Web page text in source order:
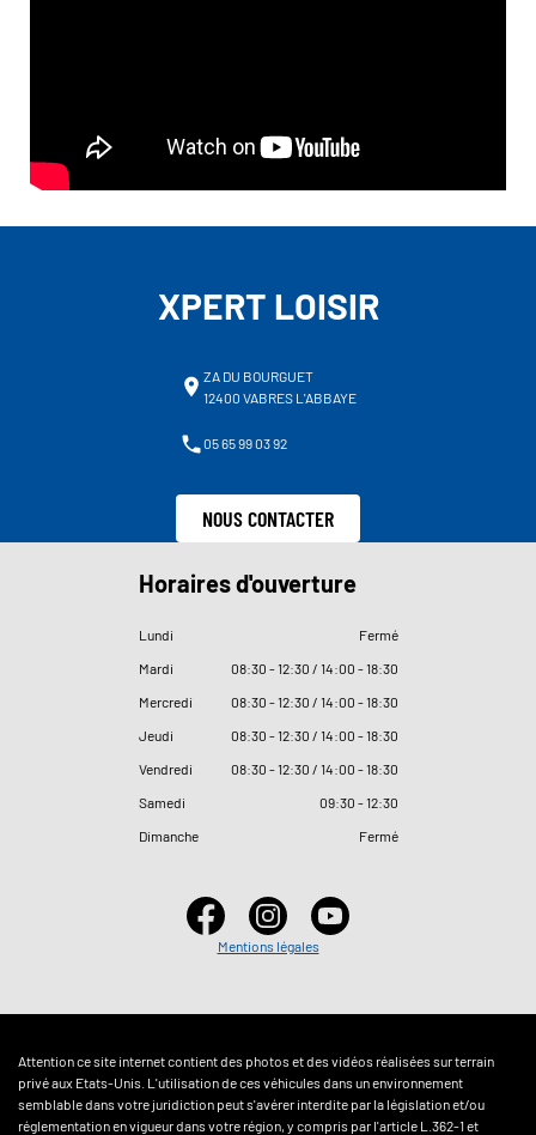
XPERT LOISIR
ZA DU BOURGUET
12400 VABRES L'ABBAYE
05 65 99 03 92
NOUS CONTACTER
Horaires d'ouverture
Lundi
Fermé
Mardi
08:30 - 12:30 / 14:00 - 18:30
Mercredi
08:30 - 12:30 / 14:00 - 18:30
Jeudi
08:30 - 12:30 / 14:00 - 18:30
Vendredi
08:30 - 12:30 / 14:00 - 18:30
Samedi
09:30 - 12:30
Dimanche
Fermé
Mentions légales
Attention ce site internet contient des photos et des vidéos réalisées sur terrain
privé aux Etats-Unis. L'utilisation de ces véhicules dans un environnement
semblable dans votre juridiction peut s'avérer interdite par la législation et/ou
réglementation en vigueur dans votre région, y compris par l'article L.362-1 et